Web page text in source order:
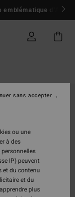
emblématique d'Andy
ou une
à des
IP) peuvent
et du contenu
et du
plus
sans accepter